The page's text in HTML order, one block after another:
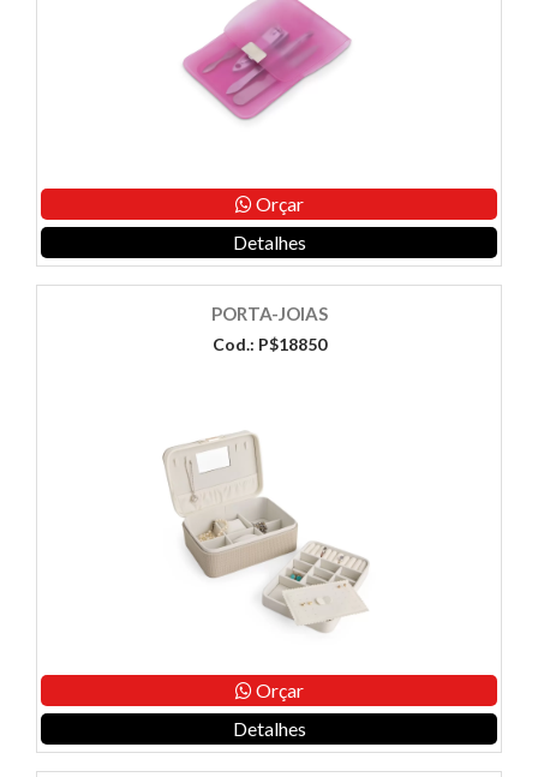
Orçar
Detalhes
PORTA-JOIAS
Cod.: P$18850
Orçar
Detalhes